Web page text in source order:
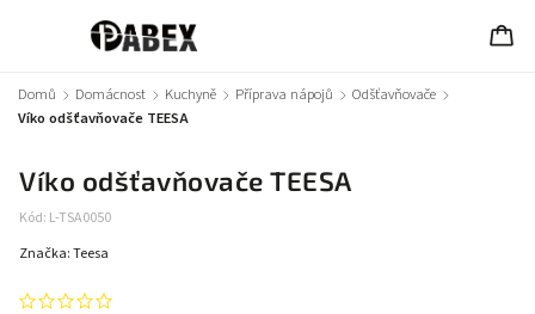
Domů / Domácnost / Kuchyně / Příprava nápojů / Odšťavňovače /
Víko odšťavňovače TEESA
Víko odšťavňovače TEESA
Kód: L-TSA0050
Značka:Teesa